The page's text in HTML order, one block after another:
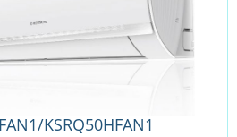
KSRQ50HFAN1